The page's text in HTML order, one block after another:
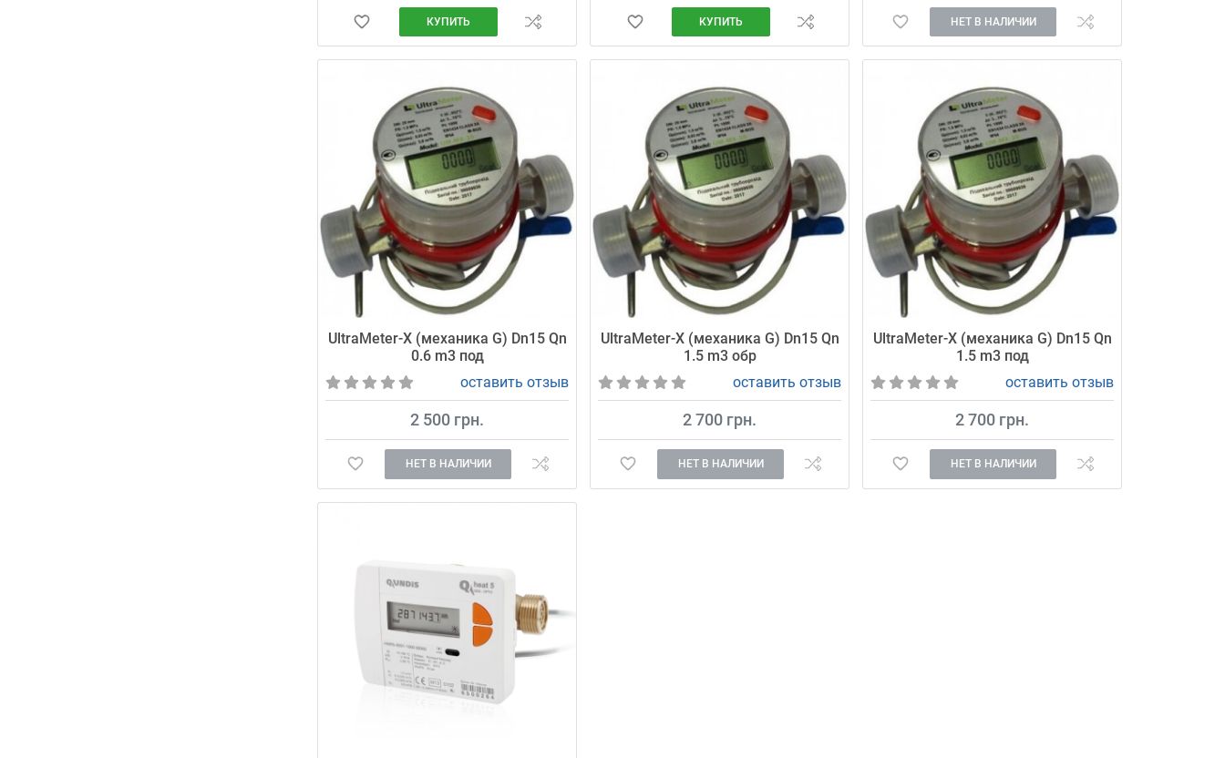
КУПИТЬ КУПИТЬ НЕТ В НАЛИЧИИ
UltraMeter-X (механика G) Dn15 Qn
0.6 m3 под
оставить отзыв
2 500 грн.
НЕТ В НАЛИЧИИ
UltraMeter-X (механика G) Dn15 Qn
1.5 m3 обр
оставить отзыв
2 700 грн.
НЕТ В НАЛИЧИИ
UltraMeter-X (механика G) Dn15 Qn
1.5 m3 под
оставить отзыв
2 700 грн.
НЕТ В НАЛИЧИИ